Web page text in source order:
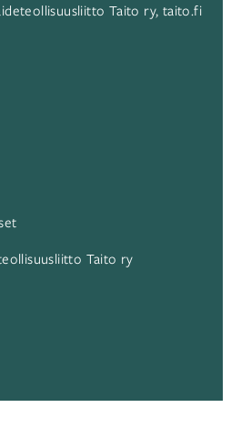
Taito ry, taito.fi
Taito ry